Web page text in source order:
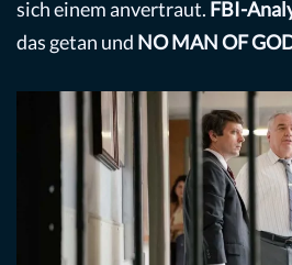
sich einem anvertraut. FBI-
das getan und NO MAN OF